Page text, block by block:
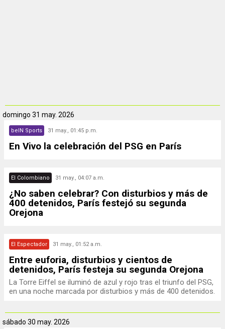
domingo 31 may. 2026
beIN Sports 31 may., 01:45 p.m.
En Vivo la celebración del PSG en París
El Colombiano 31 may., 04:07 a.m.
¿No saben celebrar? Con disturbios y más de
400 detenidos, París festejó su segunda
Orejona
El Espectador 31 may., 01:52 a.m.
Entre euforia, disturbios y cientos de
detenidos, París festeja su segunda Orejona
La Torre Eiffel se iluminó de azul y rojo tras el triunfo del PSG,
en una noche marcada por disturbios y más de 400 detenidos.
sábado 30 may. 2026